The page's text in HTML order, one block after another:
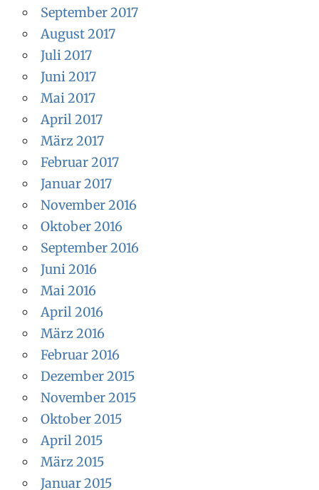
September 2017
August 2017
Juli 2017
Juni 2017
Mai 2017
April 2017
März 2017
Februar 2017
Januar 2017
November 2016
Oktober 2016
September 2016
Juni 2016
Mai 2016
April 2016
März 2016
Februar 2016
Dezember 2015
November 2015
Oktober 2015
April 2015
März 2015
Januar 2015